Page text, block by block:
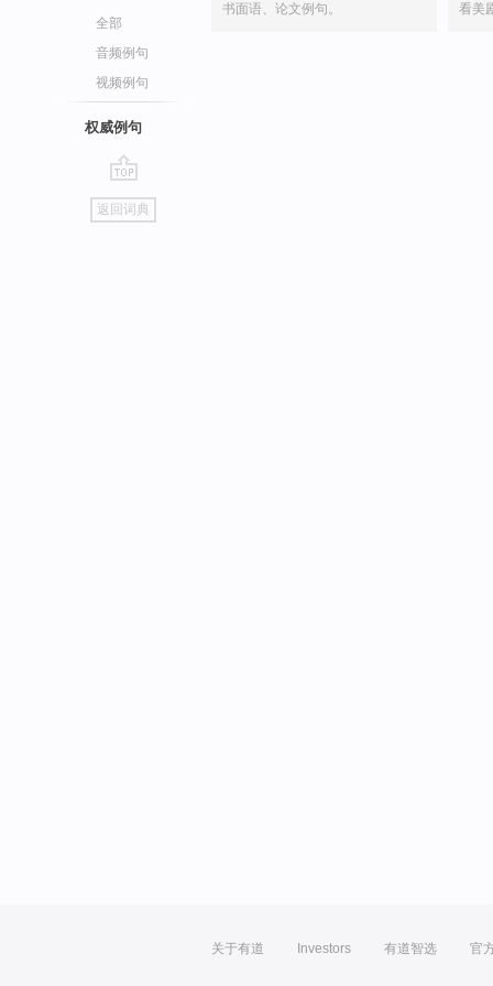
全部
音频例句
视频例句
权威例句
go
top
返回词典
书面语、论文例句。
看美
关于有道 Investors 有道智选 官